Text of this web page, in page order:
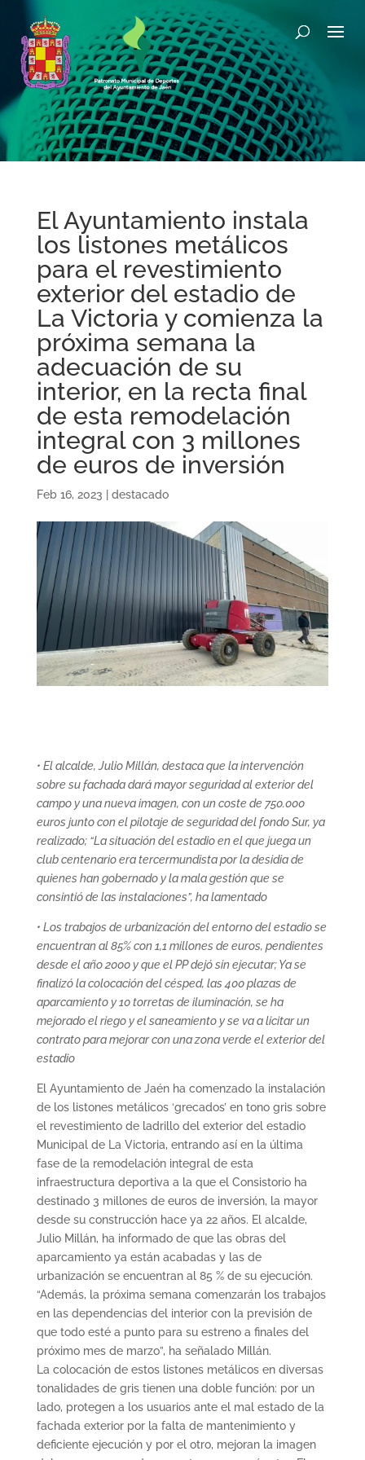
El Ayuntamiento instala
los listones metálicos
para el revestimiento
exterior del estadio de
La Victoria y comienza la
próxima semana la
adecuación de su
interior, en la recta final
de esta remodelación
integral con 3 millones
de euros de inversión
Feb 16, 2023 destacado
• El alcalde, Julio Millán, destaca que la intervención
sobre su fachada dará mayor seguridad al exterior del
campo y una nueva imagen, con un coste de 750.000
euros junto con el pilotaje de seguridad del fondo Sur, ya
realizado; “La situación del estadio en el que juega un
club centenario era tercermundista por la desidia de
quienes han gobernado y la mala gestión que se
consintió de las instalaciones”, ha lamentado
• Los trabajos de urbanización del entorno del estadio se
encuentran al 85% con 1,1 millones de euros, pendientes
desde el año 2000 y que el PP dejó sin ejecutar; Ya se
finalizó la colocación del césped, las 400 plazas de
aparcamiento y 10 torretas de iluminación, se ha
mejorado el riego y el saneamiento y se va a licitar un
contrato para mejorar con una zona verde el exterior del
estadio
El Ayuntamiento de Jaén ha comenzado la instalación
de los listones metálicos ‘grecados’ en tono gris sobre
el revestimiento de ladrillo del exterior del estadio
Municipal de La Victoria, entrando así en la última
fase de la remodelación integral de esta
infraestructura deportiva a la que el Consistorio ha
destinado 3 millones de euros de inversión, la mayor
desde su construcción hace ya 22 años. El alcalde,
Julio Millán, ha informado de que las obras del
aparcamiento ya están acabadas y las de
urbanización se encuentran al 85 % de su ejecución.
“Además, la próxima semana comenzarán los trabajos
en las dependencias del interior con la previsión de
que todo esté a punto para su estreno a finales del
próximo mes de marzo”, ha señalado Millán.
La colocación de estos listones metálicos en diversas
tonalidades de gris tienen una doble función: por un
lado, protegen a los usuarios ante el mal estado de la
fachada exterior por la falta de mantenimiento y
deficiente ejecución y por el otro, mejoran la imagen